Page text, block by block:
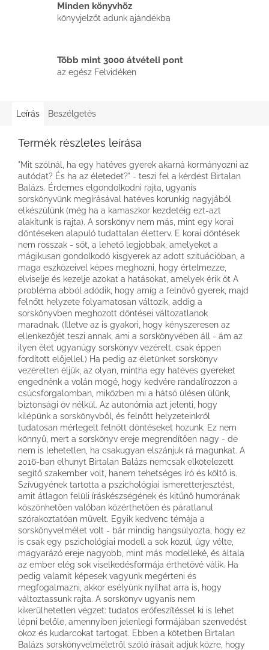
Minden könyvhöz
könyvjelzőt adunk ajándékba
Több mint 3000 átvételi pont
az egész Felvidéken
Leírás Beszélgetés
Termék részletes leírása
"Mit szólnál, ha egy hatéves gyerek akarná kormányozni az
autódat? És ha az életedet?" - teszi fel a kérdést Birtalan
Balázs. Érdemes elgondolkodni rajta, ugyanis
sorskönyvünk megírásával hatéves korunkig nagyjából
elkészülünk (még ha a kamaszkor kezdetéig ezt-azt
alakítunk is rajta). A sorskönyv nem más, mint egy korai
döntéseken alapuló tudattalan életterv. E korai döntések
nem rosszak - sőt, a lehető legjobbak, amelyeket a
mágikusan gondolkodó kisgyerek az adott szituációban, a
maga eszközeivel képes meghozni, hogy értelmezze,
elviselje és kezelje azokat a hatásokat, amelyek érik őt A
probléma abból adódik, hogy amíg a felnövő gyerek, majd
felnőtt helyzete folyamatosan változik, addig a
sorskönyvben meghozott döntései változatlanok
maradnak. (Illetve az is gyakori, hogy kényszeresen az
ellenkezőjét teszi annak, ami a sorskönyvében áll - ám az
ilyen élet ugyanúgy sorskönyv vezérelt, csak éppen
fordított előjellel.) Ha pedig az életünket sorskönyv
vezérelten éljük, az olyan, mintha egy hatéves gyereket
engednénk a volán mögé, hogy kedvére randalírozzon a
csúcsforgalomban, miközben mi a hátsó ülésen ülünk,
biztonsági öv nélkül. Az autonómia azt jelenti, hogy
kilépünk a sorskönyvből, és felnőtt helyzeteinkről
tudatosan mérlegelt felnőtt döntéseket hozunk. Ez nem
könnyű, mert a sorskönyv ereje megrendítően nagy - de
nem is lehetetlen, ha csakugyan elszánjuk rá magunkat. A
2016-ban elhunyt Birtalan Balázs nemcsak elkötelezett
segítő szakember volt, hanem tehetséges író és költő is.
Szívügyének tartotta a pszichológiai ismeretterjesztést,
amit átlagon felüli íráskészségének és kitűnő humorának
köszönhetően valóban közérthetően és páratlanul
szórakoztatóan művelt. Egyik kedvenc témája a
sorskönyvelmélet volt - bár mindig hangsúlyozta, hogy ez
is csak egy pszichológiai modell a sok közül, úgy vélte,
magyarázó ereje nagyobb, mint más modelleké, és általa
az ember elég sok viselkedésformája érthetővé válik. Ha
pedig valamit képesek vagyunk megérteni és
megfogalmazni, akkor esélyünk nyílhat arra is, hogy
változtassunk rajta. A sorskönyv ugyanis nem
kikerülhetetlen végzet: tudatos erőfeszítéssel ki is lehet
lépni belőle, amennyiben jelenlegi formájában szenvedést
okoz és kudarcokat tartogat. Ebben a kötetben Birtalan
Balázs sorskönyvelméletről szóló írásait adjuk közre, hogy